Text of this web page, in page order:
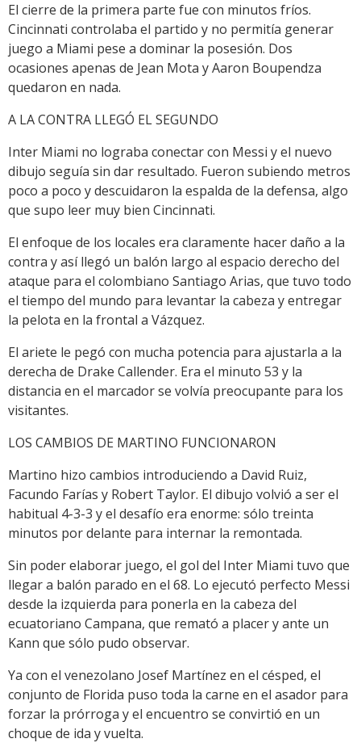
El cierre de la primera parte fue con minutos fríos.
Cincinnati controlaba el partido y no permitía generar
juego a Miami pese a dominar la posesión. Dos
ocasiones apenas de Jean Mota y Aaron Boupendza
quedaron en nada.
A LA CONTRA LLEGÓ EL SEGUNDO
Inter Miami no lograba conectar con Messi y el nuevo
dibujo seguía sin dar resultado. Fueron subiendo metros
poco a poco y descuidaron la espalda de la defensa, algo
que supo leer muy bien Cincinnati.
El enfoque de los locales era claramente hacer daño a la
contra y así llegó un balón largo al espacio derecho del
ataque para el colombiano Santiago Arias, que tuvo todo
el tiempo del mundo para levantar la cabeza y entregar
la pelota en la frontal a Vázquez.
El ariete le pegó con mucha potencia para ajustarla a la
derecha de Drake Callender. Era el minuto 53 y la
distancia en el marcador se volvía preocupante para los
visitantes.
LOS CAMBIOS DE MARTINO FUNCIONARON
Martino hizo cambios introduciendo a David Ruiz,
Facundo Farías y Robert Taylor. El dibujo volvió a ser el
habitual 4-3-3 y el desafío era enorme: sólo treinta
minutos por delante para internar la remontada.
Sin poder elaborar juego, el gol del Inter Miami tuvo que
llegar a balón parado en el 68. Lo ejecutó perfecto Messi
desde la izquierda para ponerla en la cabeza del
ecuatoriano Campana, que remató a placer y ante un
Kann que sólo pudo observar.
Ya con el venezolano Josef Martínez en el césped, el
conjunto de Florida puso toda la carne en el asador para
forzar la prórroga y el encuentro se convirtió en un
choque de ida y vuelta.